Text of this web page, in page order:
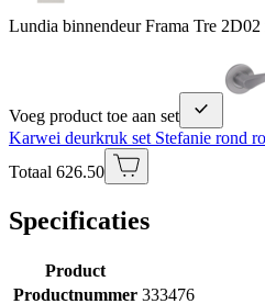
Lundia binnendeur Frama Tre
Voeg product toe aan set
Karwei deurkruk set Stefanie rond
Totaal 626.50
Specificaties
Product
Productnummer 333476